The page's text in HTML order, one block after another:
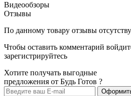
Видеообзоры
Отзывы
По данному товару отзывы
Чтобы оставить комментарий
зарегистрируйтесь
Хотите получать выгодные
предложения от Будь Готов ?